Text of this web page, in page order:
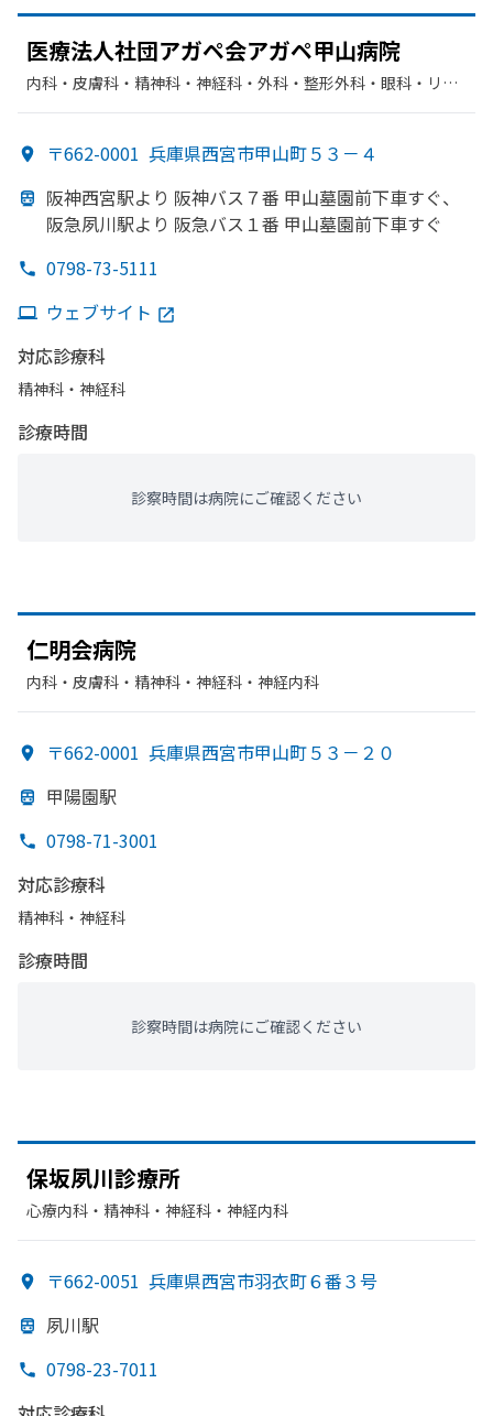
医療法人社団アガペ会アガペ甲山病院
内科・​皮膚科・​精神科・神経科・​外科・​整形外科・​眼科・​リハ
〒662-0001 兵庫県西宮市甲山町５３－４
阪神西宮駅より 阪神バス７番 甲山墓園前下車すぐ、
阪急夙川駅より 阪急バス１番 甲山墓園前下車すぐ
0798-73-5111
ウェブサイト
対応診療科
精神科・神経科
診療時間
診察時間は病院にご確認ください
仁明会病院
内科・​皮膚科・​精神科・神経科・​神経内科
〒662-0001 兵庫県西宮市甲山町５３－２０
甲陽園駅
0798-71-3001
対応診療科
精神科・神経科
診療時間
診察時間は病院にご確認ください
保坂夙川診療所
心療内科・​精神科・神経科・​神経内科
〒662-0051 兵庫県西宮市羽衣町６番３号
夙川駅
0798-23-7011